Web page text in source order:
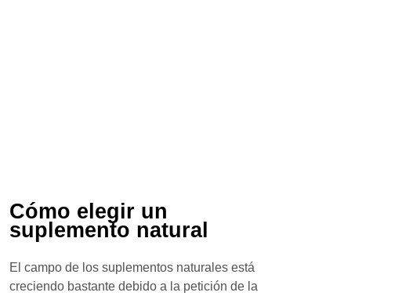
Cómo elegir un
suplemento natural
El campo de los suplementos naturales está
creciendo bastante debido a la petición de la